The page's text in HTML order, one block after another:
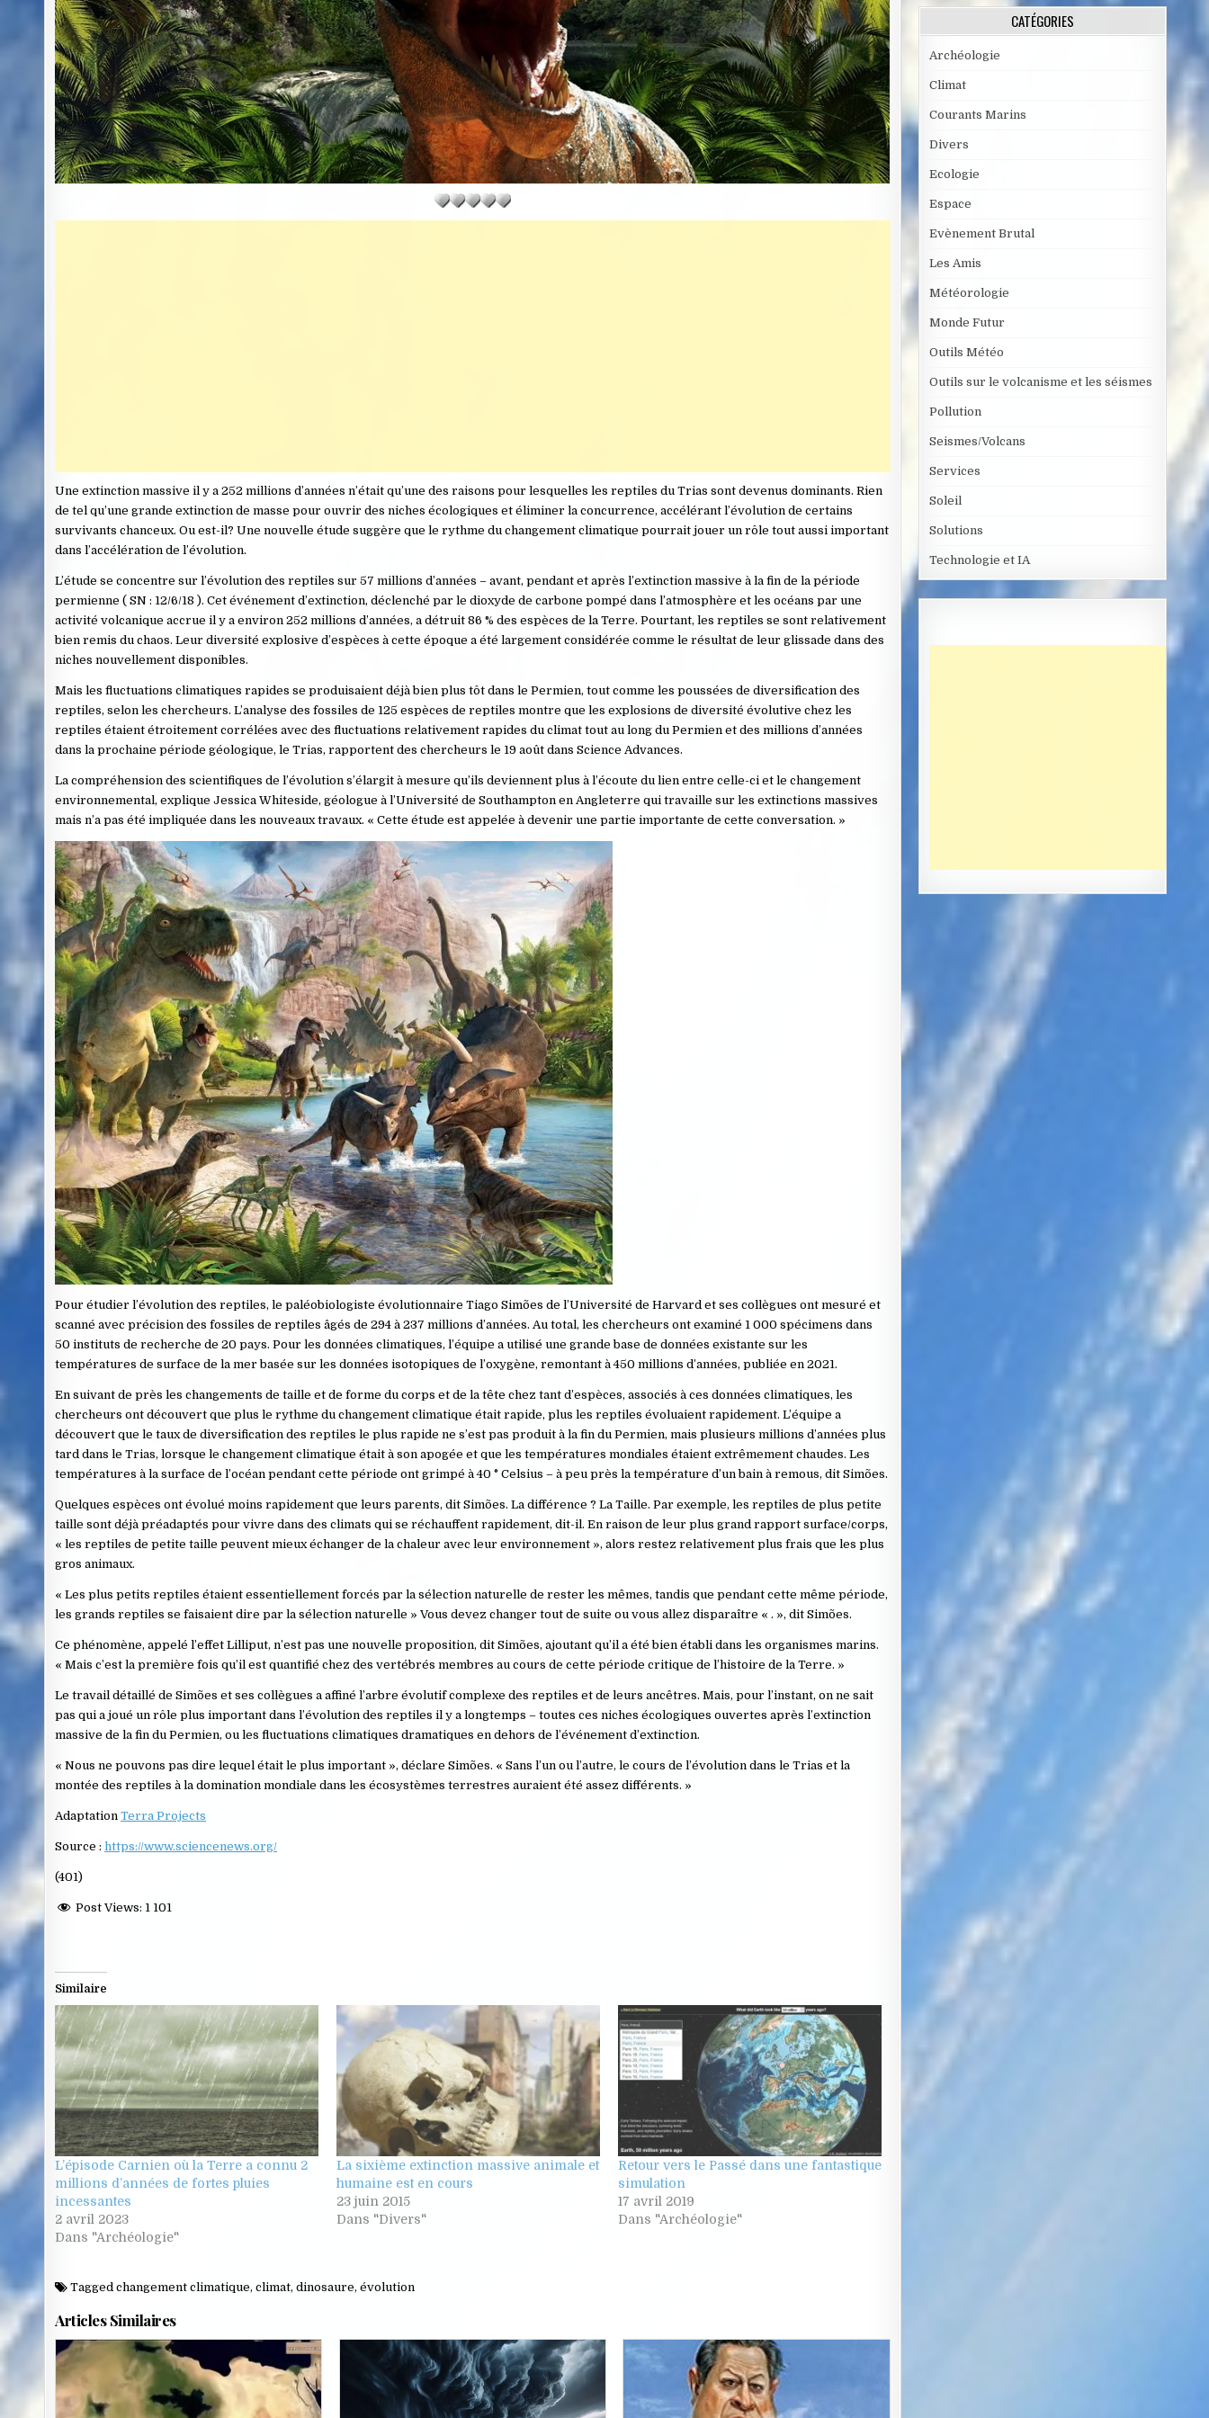
Une extinction massive il y a 252 millions d’années n’était qu’une des raisons pour lesquelles les reptiles du Trias sont devenus dominants. Rien
de tel qu’une grande extinction de masse pour ouvrir des niches écologiques et éliminer la concurrence, accélérant l’évolution de certains
survivants chanceux. Ou est-il? Une nouvelle étude suggère que le rythme du changement climatique pourrait jouer un rôle tout aussi important
dans l’accélération de l’évolution.
L’étude se concentre sur l’évolution des reptiles sur 57 millions d’années – avant, pendant et après l’extinction massive à la fin de la période
permienne ( SN : 12/6/18 ). Cet événement d’extinction, déclenché par le dioxyde de carbone pompé dans l’atmosphère et les océans par une
activité volcanique accrue il y a environ 252 millions d’années, a détruit 86 % des espèces de la Terre. Pourtant, les reptiles se sont relativement
bien remis du chaos. Leur diversité explosive d’espèces à cette époque a été largement considérée comme le résultat de leur glissade dans des
niches nouvellement disponibles.
Mais les fluctuations climatiques rapides se produisaient déjà bien plus tôt dans le Permien, tout comme les poussées de diversification des
reptiles, selon les chercheurs. L’analyse des fossiles de 125 espèces de reptiles montre que les explosions de diversité évolutive chez les
reptiles étaient étroitement corrélées avec des fluctuations relativement rapides du climat tout au long du Permien et des millions d’années
dans la prochaine période géologique, le Trias, rapportent des chercheurs le 19 août dans Science Advances.
La compréhension des scientifiques de l’évolution s’élargit à mesure qu’ils deviennent plus à l’écoute du lien entre celle-ci et le changement
environnemental, explique Jessica Whiteside, géologue à l’Université de Southampton en Angleterre qui travaille sur les extinctions massives
mais n’a pas été impliquée dans les nouveaux travaux. « Cette étude est appelée à devenir une partie importante de cette conversation. »
Pour étudier l’évolution des reptiles, le paléobiologiste évolutionnaire Tiago Simões de l’Université de Harvard et ses collègues ont mesuré et
scanné avec précision des fossiles de reptiles âgés de 294 à 237 millions d’années. Au total, les chercheurs ont examiné 1 000 spécimens dans
50 instituts de recherche de 20 pays. Pour les données climatiques, l’équipe a utilisé une grande base de données existante sur les
températures de surface de la mer basée sur les données isotopiques de l’oxygène, remontant à 450 millions d’années, publiée en 2021.
En suivant de près les changements de taille et de forme du corps et de la tête chez tant d’espèces, associés à ces données climatiques, les
chercheurs ont découvert que plus le rythme du changement climatique était rapide, plus les reptiles évoluaient rapidement. L’équipe a
découvert que le taux de diversification des reptiles le plus rapide ne s’est pas produit à la fin du Permien, mais plusieurs millions d’années plus
tard dans le Trias, lorsque le changement climatique était à son apogée et que les températures mondiales étaient extrêmement chaudes. Les
températures à la surface de l’océan pendant cette période ont grimpé à 40 ° Celsius – à peu près la température d’un bain à remous, dit Simões.
Quelques espèces ont évolué moins rapidement que leurs parents, dit Simões. La différence ? La Taille. Par exemple, les reptiles de plus petite
taille sont déjà préadaptés pour vivre dans des climats qui se réchauffent rapidement, dit-il. En raison de leur plus grand rapport surface/corps,
« les reptiles de petite taille peuvent mieux échanger de la chaleur avec leur environnement », alors restez relativement plus frais que les plus
gros animaux.
« Les plus petits reptiles étaient essentiellement forcés par la sélection naturelle de rester les mêmes, tandis que pendant cette même période,
les grands reptiles se faisaient dire par la sélection naturelle » Vous devez changer tout de suite ou vous allez disparaître « . », dit Simões.
Ce phénomène, appelé l’effet Lilliput, n’est pas une nouvelle proposition, dit Simões, ajoutant qu’il a été bien établi dans les organismes marins.
« Mais c’est la première fois qu’il est quantifié chez des vertébrés membres au cours de cette période critique de l’histoire de la Terre. »
Le travail détaillé de Simões et ses collègues a affiné l’arbre évolutif complexe des reptiles et de leurs ancêtres. Mais, pour l’instant, on ne sait
pas qui a joué un rôle plus important dans l’évolution des reptiles il y a longtemps – toutes ces niches écologiques ouvertes après l’extinction
massive de la fin du Permien, ou les fluctuations climatiques dramatiques en dehors de l’événement d’extinction.
« Nous ne pouvons pas dire lequel était le plus important », déclare Simões. « Sans l’un ou l’autre, le cours de l’évolution dans le Trias et la
montée des reptiles à la domination mondiale dans les écosystèmes terrestres auraient été assez différents. »
AdaptationTerra Projects
Source :https://www.sciencenews.org/
(401)
Post Views: 1 101
Similaire
L’épisode Carnien où la Terre a connu 2
millions d’années de fortes pluies
incessantes
2 avril 2023
Dans "Archéologie"
La sixième extinction massive animale et
humaine est en cours
23 juin 2015
Dans "Divers"
Retour vers le Passé dans une fantastique
simulation
17 avril 2019
Dans "Archéologie"
Taggedchangement climatique,climat,dinosaure,évolution
Articles Similaires
Posted
Posted
Posted
in
CATÉGORIES
Archéologie
Climat
Courants Marins
Divers
Ecologie
Espace
Evènement Brutal
Les Amis
Météorologie
Monde Futur
Outils Météo
Outils sur le volcanisme et les séismes
Pollution
Seismes/Volcans
Services
Soleil
Solutions
Technologie et IA